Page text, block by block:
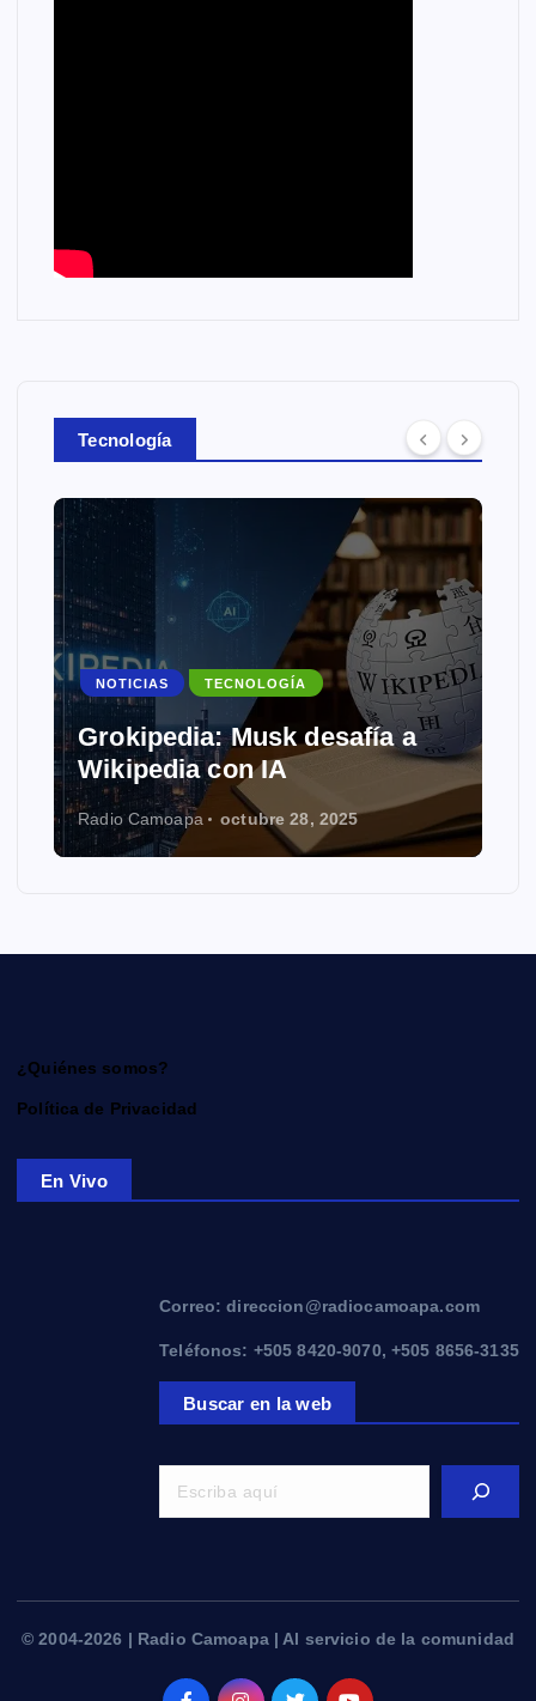
Tecnología
NOTICIAS TECNOLOGÍA
Grokipedia: Musk desafía a
Wikipedia con IA
Radio Camoapa octubre 28, 2025
¿Quiénes somos?
Política de Privacidad
En Vivo
Correo: direccion@radiocamoapa.com
Teléfonos: +505 8420-9070, +505 8656-3135
Buscar en la web
© 2004-2026 | Radio Camoapa | Al servicio de la comunidad